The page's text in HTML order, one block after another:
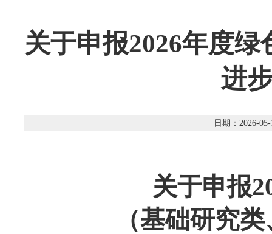
关于申报2026年度
进
日期：2026-
关于申报
（基础研究